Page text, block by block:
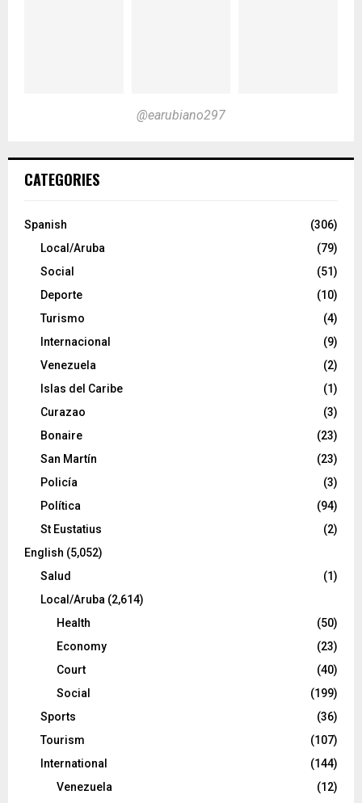
@earubiano297
CATEGORIES
Spanish
(306)
Local/Aruba
(79)
Social
(51)
Deporte
(10)
Turismo
(4)
Internacional
(9)
Venezuela
(2)
Islas del Caribe
(1)
Curazao
(3)
Bonaire
(23)
San Martín
(23)
Policía
(3)
Política
(94)
St Eustatius
(2)
English (5,052)
Salud
(1)
Local/Aruba (2,614)
Health
(50)
Economy
(23)
Court
(40)
Social
(199)
Sports
(36)
Tourism
(107)
International
(144)
Venezuela
(12)